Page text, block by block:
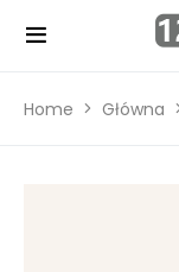
Home Główna